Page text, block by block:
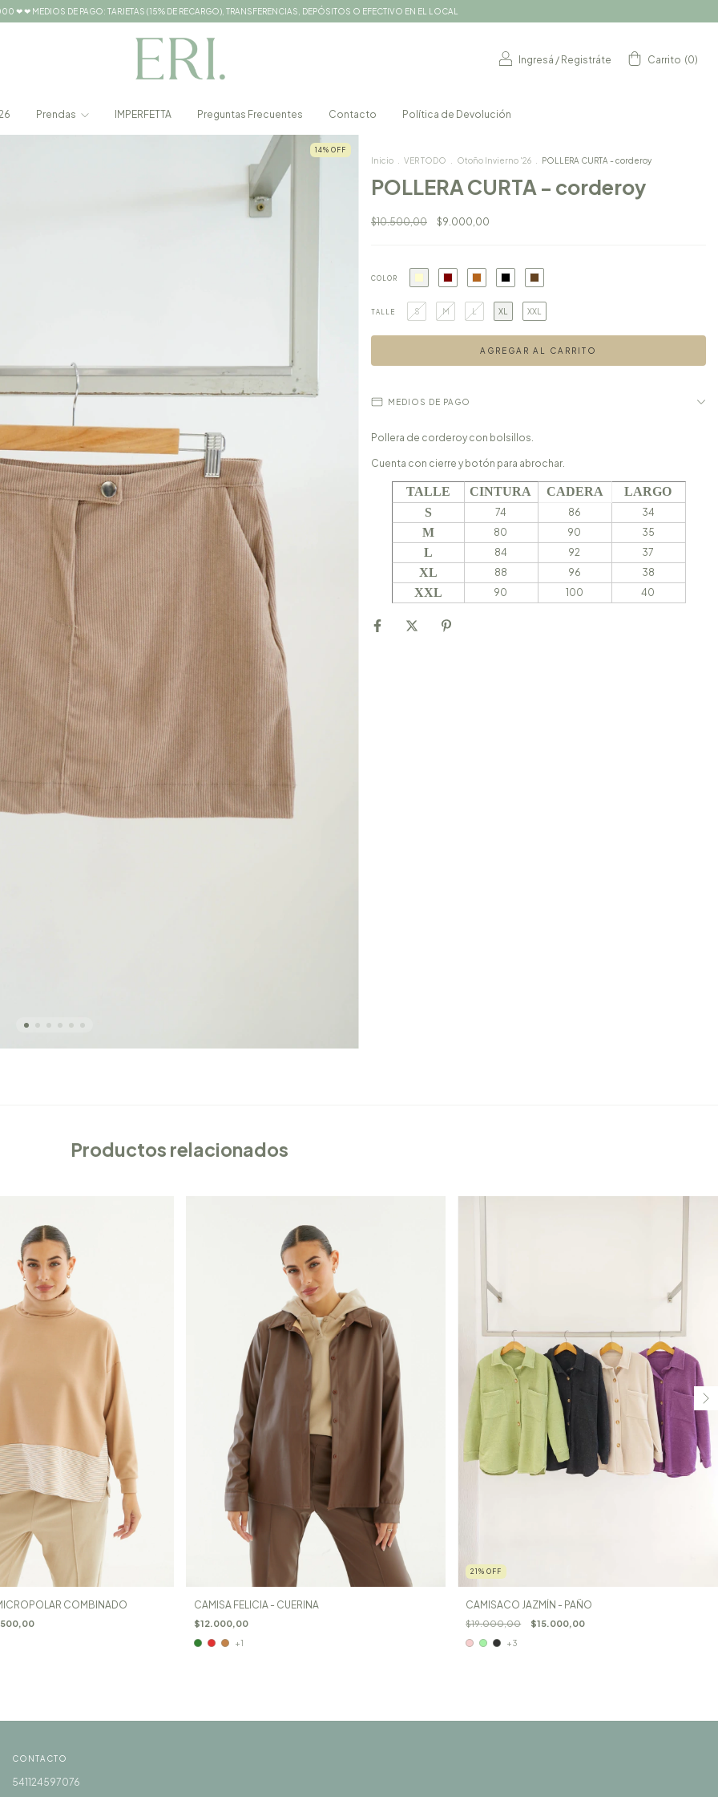
❤ ❤ MEDIOS DE PAGO: TARJETAS (15% DE RECARGO), TRANSFERENCIAS, DEPÓSITOS O EFECTIVO EN EL LOCAL
Ingresá / Registráte Carrito (0)
Prendas IMPERFETTA Preguntas Frecuentes Contacto Política de Devolución
14% OFF
Inicio VER TODO Otoño Invierno '26 POLLERA CURTA - corderoy
POLLERA CURTA - corderoy
$10.500,00 $9.000,00
COLOR
TALLE S M L XL XXL
MEDIOS DE PAGO
Pollera de corderoy con bolsillos.
Cuenta con cierre y botón para abrochar.
TALLE CINTURA CADERA
LARGO
S
74 86 34
M 80 90 35
L 84 92 37
XL 88 96 38
XXL 90 100 40
Productos relacionados
COMBINADO CAMISA FELICIA - CUERINA
$12.000,00
+1
21%OFF
CAMISACO JAZMÍN - PAÑO
$19.000,00 $15.000,00
+3
CONTACTO
541124597076